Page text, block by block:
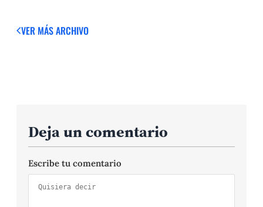
VER MÁSARCHIVO
Deja un comentario
Escribe tu comentario